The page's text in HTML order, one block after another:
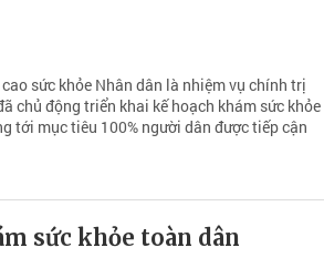
sức khỏe Nhân dân là nhiệm vụ chính trị
chủ động triển khai kế hoạch khám sức khỏe
tới mục tiêu 100% người dân được tiếp cận
sức khỏe toàn dân